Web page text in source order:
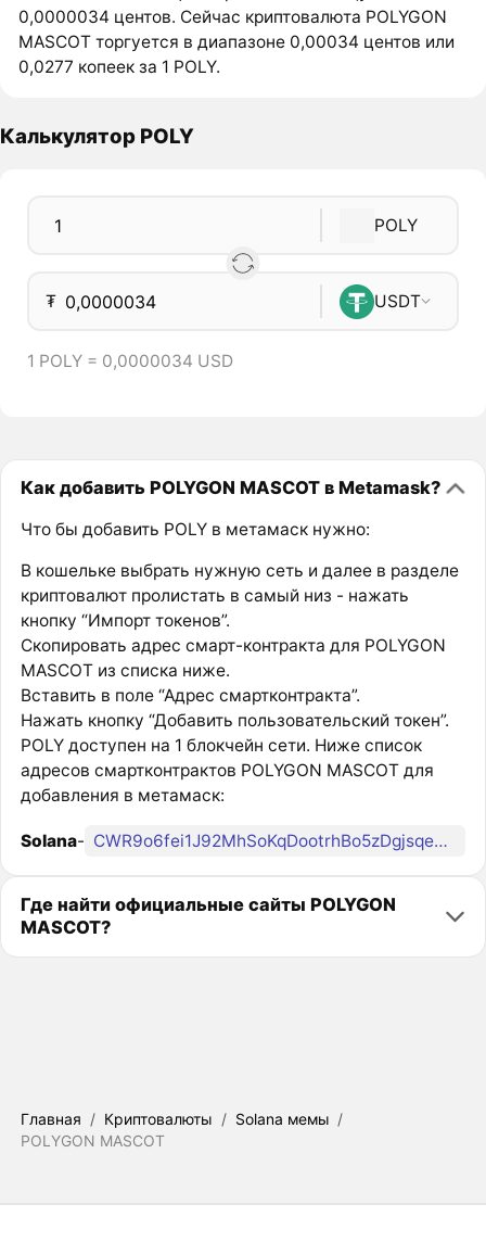
0,0000034 центов. Сейчас криптовалюта POLYGON
MASCOT торгуется в диапазоне 0,00034 центов или
0,0277 копеек за 1 POLY.
Калькулятор POLY
POLY
₮ USDT
1 POLY = 0,0000034 USD
Как добавить POLYGON MASCOT в Metamask?
Что бы добавить POLY в метамаск нужно:
В кошельке выбрать нужную сеть и далее в разделе
криптовалют пролистать в самый низ - нажать
кнопку “Импорт токенов”.
Скопировать адрес смарт-контракта для POLYGON
MASCOT из списка ниже.
Вставить в поле “Адрес смартконтракта”.
Нажать кнопку “Добавить пользовательский токен”.
POLY доступен на 1 блокчейн сети. Ниже список
адресов смартконтрактов POLYGON MASCOT для
добавления в метамаск:
Solana- CWR9o6fei1J92MhSoKqDootrhBo5zDgjsqeQecSzpump
Где найти официальные сайты POLYGON
MASCOT?
Главная / Криптовалюты / Solana мемы /
POLYGON MASCOT